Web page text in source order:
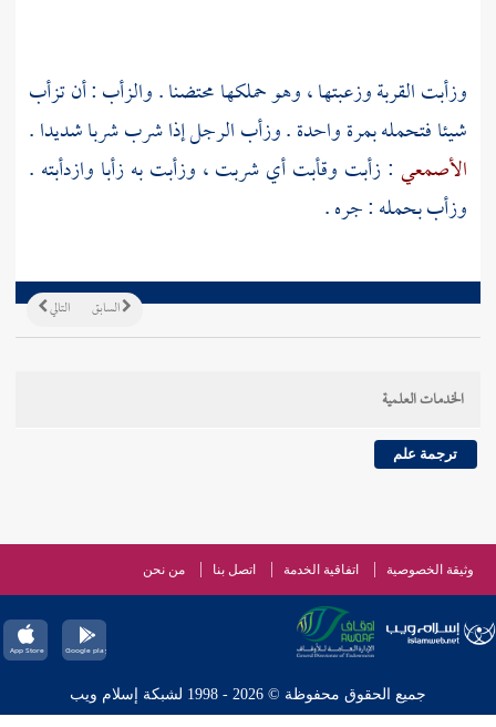
وزأبت القربة وزعبتها ، وهو حملكها محتضنا . والزأب : أن تزأب
شيئا فتحمله بمرة واحدة . وزأب الرجل إذا شرب شربا شديدا .
الأصمعي : زأبت وقأبت أي شربت ، وزأبت به زأبا وازدأبته .
وزأب بحمله : جره .
التالي السابق
الخدمات العلمية
ترجمة علم
وثيقة الخصوصية اتفاقية الخدمة اتصل بنا من نحن
جميع الحقوق محفوظة © 2026 - 1998 لشبكة إسلام ويب